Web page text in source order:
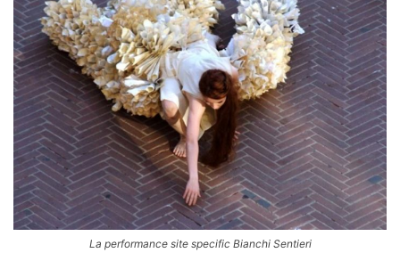
La performance site specific Bianchi Sentieri